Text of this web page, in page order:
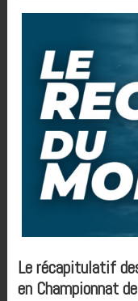
Le récapitulatif
en Championnat